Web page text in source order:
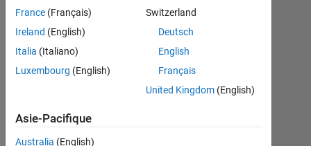
Anushka
22
Oct
Réponses
France (Français)
Ireland (English)
Italia (Italiano)
Luxembourg (English)
Switzerland
Deutsch
English
Français
United Kingdom (English)
Asie-Pacifique
Australia (English)